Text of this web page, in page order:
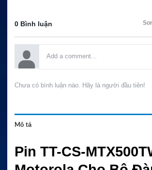
0 Bình luận
Chưa có bình luận nào. Hãy là người đầu tiên!
Mô tả
Pin TT-CS-